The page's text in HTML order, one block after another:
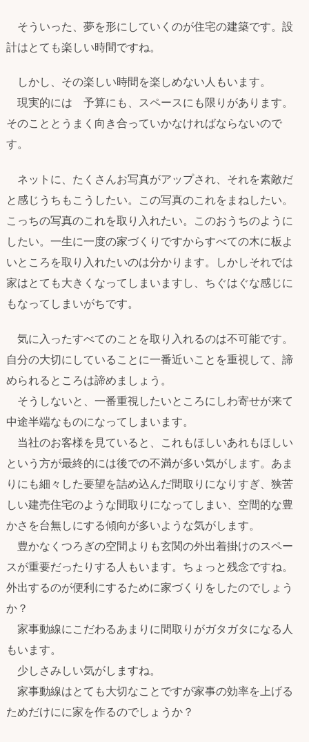
そういった、夢を形にしていくのが住宅の建築です。設
計はとても楽しい時間ですね。
しかし、その楽しい時間を楽しめない人もいます。
現実的には 予算にも、スペースにも限りがあります。
そのこととうまく向き合っていかなければならないので
す。
ネットに、たくさんお写真がアップされ、それを素敵だ
と感じうちもこうしたい。この写真のこれをまねしたい。
こっちの写真のこれを取り入れたい。このおうちのように
したい。一生に一度の家づくりですからすべての木に板よ
いところを取り入れたいのは分かります。しかしそれでは
家はとても大きくなってしまいますし、ちぐはぐな感じに
もなってしまいがちです。
気に入ったすべてのことを取り入れるのは不可能です。
自分の大切にしていることに一番近いことを重視して、諦
められるところは諦めましょう。
そうしないと、一番重視したいところにしわ寄せが来て
中途半端なものになってしまいます。
当社のお客様を見ていると、これもほしいあれもほしい
という方が最終的には後での不満が多い気がします。あま
りにも細々した要望を詰め込んだ間取りになりすぎ、狭苦
しい建売住宅のような間取りになってしまい、空間的な豊
かさを台無しにする傾向が多いような気がします。
豊かなくつろぎの空間よりも玄関の外出着掛けのスペー
スが重要だったりする人もいます。ちょっと残念ですね。
外出するのが便利にするために家づくりをしたのでしょう
か？
家事動線にこだわるあまりに間取りがガタガタになる人
もいます。
少しさみしい気がしますね。
家事動線はとても大切なことですが家事の効率を上げる
ためだけにに家を作るのでしょうか？